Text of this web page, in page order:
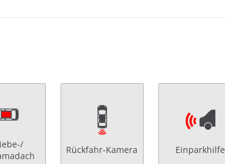
Rückfahr-Kamera Einparkhilfe